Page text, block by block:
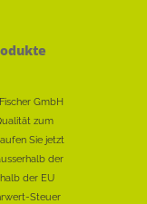
GmbH
zum
Sie jetzt
der
der EU
Steuer